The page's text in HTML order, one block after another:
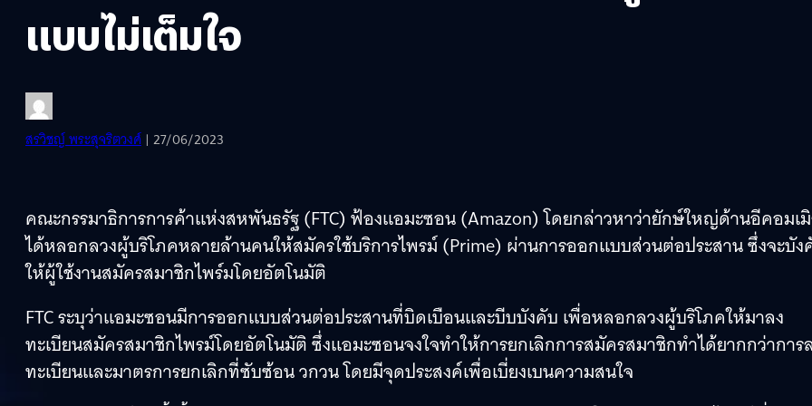
แบบไม่เต็มใจ
สรวิชญ์ พระสุจริตวงศ์ | 27/06/2023
คณะกรรมาธิการการค้าแห่งสหพันธรัฐ (FTC) ฟ้องแอมะซอน (Amazon) โดยกล่าวหาว่ายักษ์ใหญ่ด้านอีคอมเ
ได้หลอกลวงผู้บริโภคหลายล้านคนให้สมัครใช้บริการไพรม์ (Prime) ผ่านการออกแบบส่วนต่อประสาน ซึ่งจะบัง
ให้ผู้ใช้งานสมัครสมาชิกไพร์มโดยอัตโนมัติ
FTC ระบุว่าแอมะซอนมีการออกแบบส่วนต่อประสานที่บิดเบือนและบีบบังคับ เพื่อหลอกลวงผู้บริโภคให้มาลง
ทะเบียนสมัครสมาชิกไพรม์โดยอัตโนมัติ ซึ่งแอมะซอนจงใจทำให้การยกเลิกการสมัครสมาชิกทำได้ยากกว่าการ
ทะเบียนและมาตรการยกเลิกที่ซับซ้อน วกวน โดยมีจุดประสงค์เพื่อเบี่ยงเบนความสนใจ